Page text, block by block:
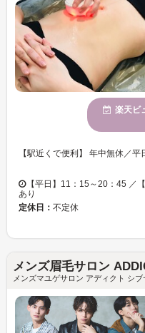
楽天ビ
【平日】11：15～20：45
あり
定休日： 不定休
メンズ眉毛サロン
メンズマユゲサロン アディクト シブ